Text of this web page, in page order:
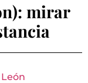
mirar